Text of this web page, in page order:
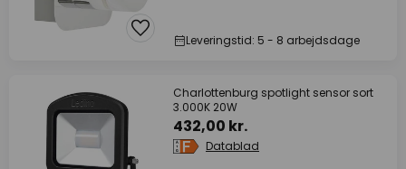
Leveringstid: 5 - 8 arbejdsdage
Charlottenburg spotlight sensor sort
3.000K 20W
432,00 kr.
Datablad